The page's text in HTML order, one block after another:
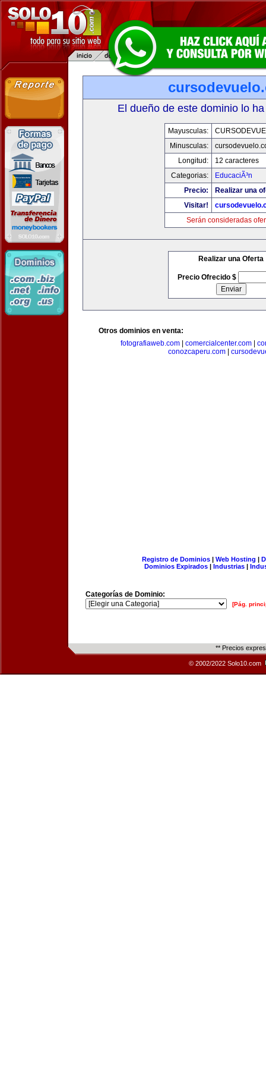
El dueño de este dominio lo
Mayusculas:
Minusculas:
Longitud:
12 caracteres
Categorias:
EducaciÃ³n
Precio:
Realizar una
Visitar!
Serán consideradas
Realizar una Oferta
Precio Ofrecido $
Otros dominios en venta:
fotografiaweb.com| comercialcenter.com|
conozcaperu.com
Registro de Dominios| Web Hosting |
Dominios Expirados | Industrias |
Categorías de Dominio:
[Pág.
** Precios
© 2002/2022 Solo10.com